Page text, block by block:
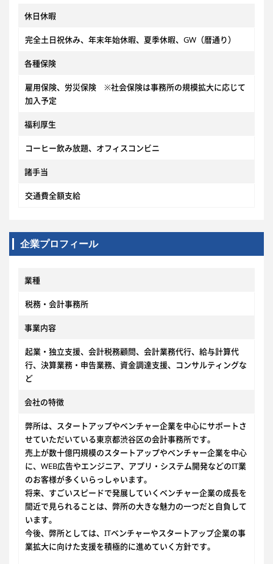
休日休暇
完全土日祝休み、年末年始休暇、夏季休暇、GW（暦通り）
各種保険
雇用保険、労災保険 ※社会保険は事務所の規模拡大に応じて
加入予定
福利厚生
コーヒー飲み放題、オフィスコンビニ
諸手当
交通費全額支給
企業プロフィール
業種
税務・会計事務所
事業内容
起業・独立支援、会計税務顧問、会計業務代行、給与計算代
行、決算業務・申告業務、資金調達支援、コンサルティングな
ど
会社の特徴
弊所は、スタートアップやベンチャー企業を中心にサポートさ
せていただいている東京都渋谷区の会計事務所です。
売上が数十億円規模のスタートアップやベンチャー企業を中心
に、WEB広告やエンジニア、アプリ・システム開発などのIT業
のお客様が多くいらっしゃいます。
将来、すごいスピードで発展していくベンチャー企業の成長を
間近で見られることは、弊所の大きな魅力の一つだと自負して
います。
今後、弊所としては、ITベンチャーやスタートアップ企業の事
業拡大に向けた支援を積極的に進めていく方針です。